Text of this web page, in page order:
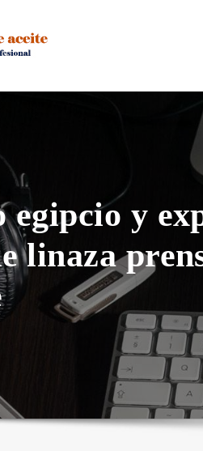
y
linaza